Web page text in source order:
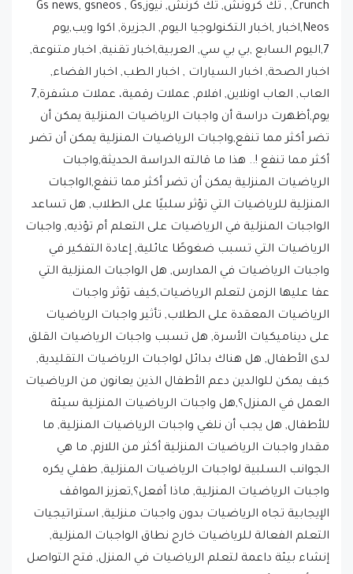
Crunch, , تك كرونش, تك كرنش, نيوز,Gs news, gsneos , Gs
Neos,اخبار ,اخبار التكنولوجيا اليوم, الجزيرة, اكوا ويب,يوم
7,اليوم السابع ,بي بي سي, العربية,اخبار تقنية, اخبار متنوعة,
اخبار الصحة, اخبار السيارات , اخبار الطب, اخبار الفضاء,
العاب, العاب اونلاين, افلام, عملات رقمية، عملات مشفرة,7
يوم,أظهرت دراسة أن واجبات الرياضيات المنزلية يمكن أن
تضر أكثر مما تنفع,واجبات الرياضيات المنزلية يمكن أن تضر
أكثر مما تنفع !.. هذا ما قالته الدراسة الحديثة,واجبات
الرياضيات المنزلية يمكن أن تضر أكثر مما تنفع,الواجبات
المنزلية للرياضيات التي تؤثر سلبيًا على الطلاب, هل تساعد
الواجبات المنزلية في الرياضيات على التعلم أم تؤذيه, واجبات
الرياضيات التي تسبب ضغوطًا عائلية, إعادة التفكير في
واجبات الرياضيات في المدارس, هل الواجبات المنزلية التي
عفا عليها الزمن لتعلم الرياضيات,كيف تؤثر واجبات
الرياضيات المعقدة على الطلاب, تأثير واجبات الرياضيات
على ديناميكيات الأسرة, هل تسبب واجبات الرياضيات القلق
لدى الأطفال, هل هناك بدائل لواجبات الرياضيات التقليدية,
كيف يمكن للوالدين دعم الأطفال الذين يعانون من الرياضيات
العمل في المنزل؟,هل واجبات الرياضيات المنزلية سيئة
للأطفال, هل يجب أن نلغي واجبات الرياضيات المنزلية, ما
مقدار واجبات الرياضيات المنزلية أكثر من اللازم, ما هي
الجوانب السلبية لواجبات الرياضيات المنزلية, طفلي يكره
واجبات الرياضيات المنزلية, ماذا أفعل؟,تعزيز المواقف
الإيجابية تجاه الرياضيات بدون واجبات منزلية, استراتيجيات
التعلم الفعالة للرياضيات خارج نطاق الواجبات المنزلية,
إنشاء بيئة داعمة لتعلم الرياضيات في المنزل, فتح التواصل